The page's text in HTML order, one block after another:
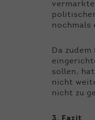
politischer
nochmals
Da
sollen,
nicht
nicht zu